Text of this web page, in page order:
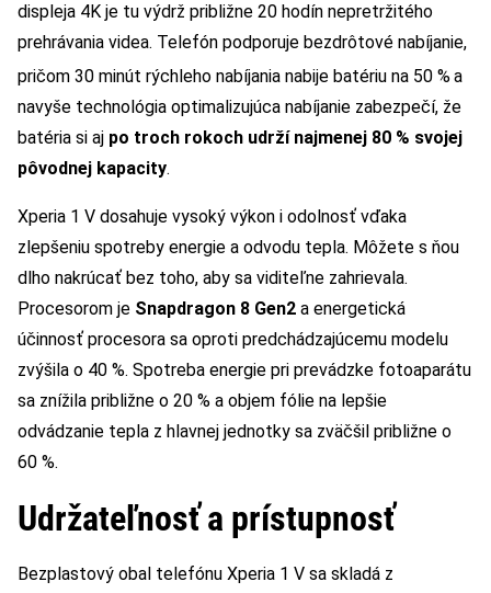
displeja 4K je tu výdrž približne 20 hodín nepretržitého
prehrávania videa. Telefón podporuje bezdrôtové nabíjanie,
pričom 30 minút rýchleho nabíjania nabije batériu na 50 % a
navyše technológia optimalizujúca nabíjanie zabezpečí, že
batéria si aj po troch rokoch udrží najmenej 80 % svojej
pôvodnej kapacity.
Xperia 1 V dosahuje vysoký výkon i odolnosť vďaka
zlepšeniu spotreby energie a odvodu tepla. Môžete s ňou
dlho nakrúcať bez toho, aby sa viditeľne zahrievala.
Procesorom je Snapdragon 8 Gen2 a energetická
účinnosť procesora sa oproti predchádzajúcemu modelu
zvýšila o 40 %. Spotreba energie pri prevádzke fotoaparátu
sa znížila približne o 20 % a objem fólie na lepšie
odvádzanie tepla z hlavnej jednotky sa zväčšil približne o
60 %.
Udržateľnosť a prístupnosť
Bezplastový obal telefónu Xperia 1 V sa skladá z